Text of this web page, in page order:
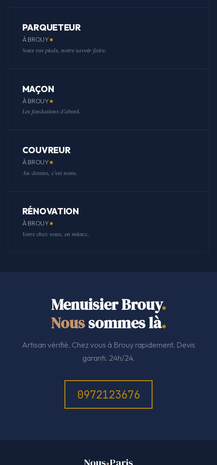
PARQUETEUR
À BROUY
Sous vos pieds, notre savoir-faire.
MAÇON
À BROUY
Les fondations d'abord.
COUVREUR
À BROUY
Au-dessus, c'est nous.
RÉNOVATION
À BROUY
Votre chez-vous, en mieux.
Menuisier Brouy.
Noussommes là.
Artisan vérifié. Chez vous à Brouy rapidement. Devis
garanti. 24h/24.
0972123676